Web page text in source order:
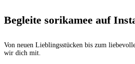
Begleite sorikamee auf
Von neuen Lieblingsstücken bis zum
wir dich mit.